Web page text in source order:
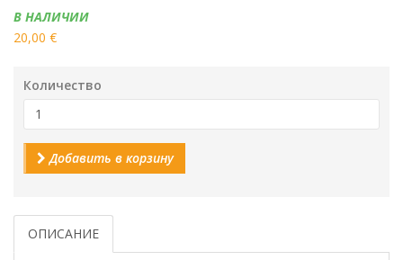
Наличие:
В НАЛИЧИИ
20,00 €
Количество
Добавить в корзину
ОПИСАНИЕ